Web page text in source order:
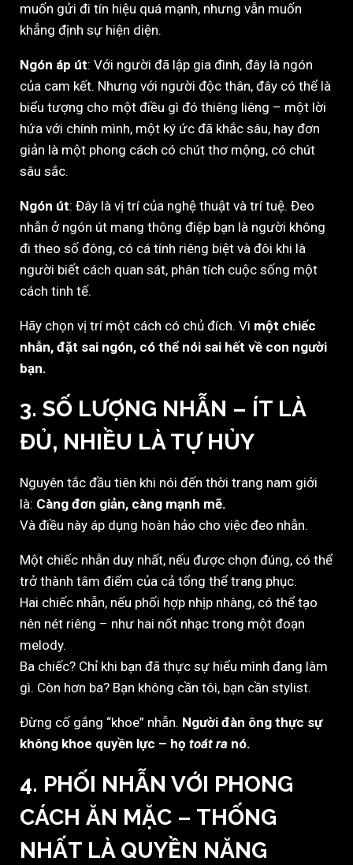
muốn gửi đi tín hiệu quá mạnh, nhưng vẫn muốn
khẳng định sự hiện diện.
Ngón áp út: Với người đã lập gia đình, đây là ngón
của cam kết. Nhưng với người độc thân, đây có thể là
biểu tượng cho một điều gì đó thiêng liêng – một lời
hứa với chính mình, một ký ức đã khắc sâu, hay đơn
giản là một phong cách có chút thơ mộng, có chút
sâu sắc.
Ngón út: Đây là vị trí của nghệ thuật và trí tuệ. Đeo
nhẫn ở ngón út mang thông điệp bạn là người không
đi theo số đông, có cá tính riêng biệt và đôi khi là
người biết cách quan sát, phân tích cuộc sống một
cách tinh tế.
Hãy chọn vị trí một cách có chủ đích. Vì một chiếc
nhẫn, đặt sai ngón, có thể nói sai hết về con người
bạn.
3. SỐ LƯỢNG NHẪN – ÍT LÀ
ĐỦ, NHIỀU LÀ TỰ HỦY
Nguyên tắc đầu tiên khi nói đến thời trang nam giới
là: Càng đơn giản, càng mạnh mẽ.
Và điều này áp dụng hoàn hảo cho việc đeo nhẫn.
Một chiếc nhẫn duy nhất, nếu được chọn đúng, có thể
trở thành tâm điểm của cả tổng thể trang phục.
Hai chiếc nhẫn, nếu phối hợp nhịp nhàng, có thể tạo
nên nét riêng – như hai nốt nhạc trong một đoạn
melody.
Ba chiếc? Chỉ khi bạn đã thực sự hiểu mình đang làm
gì. Còn hơn ba? Bạn không cần tôi, bạn cần stylist.
Đừng cố gắng “khoe” nhẫn. Người đàn ông thực sự
không khoe quyền lực – họ toát ra nó.
4. PHỐI NHẪN VỚI PHONG
CÁCH ĂN MẶC – THỐNG
NHẤT LÀ QUYỀN NĂNG